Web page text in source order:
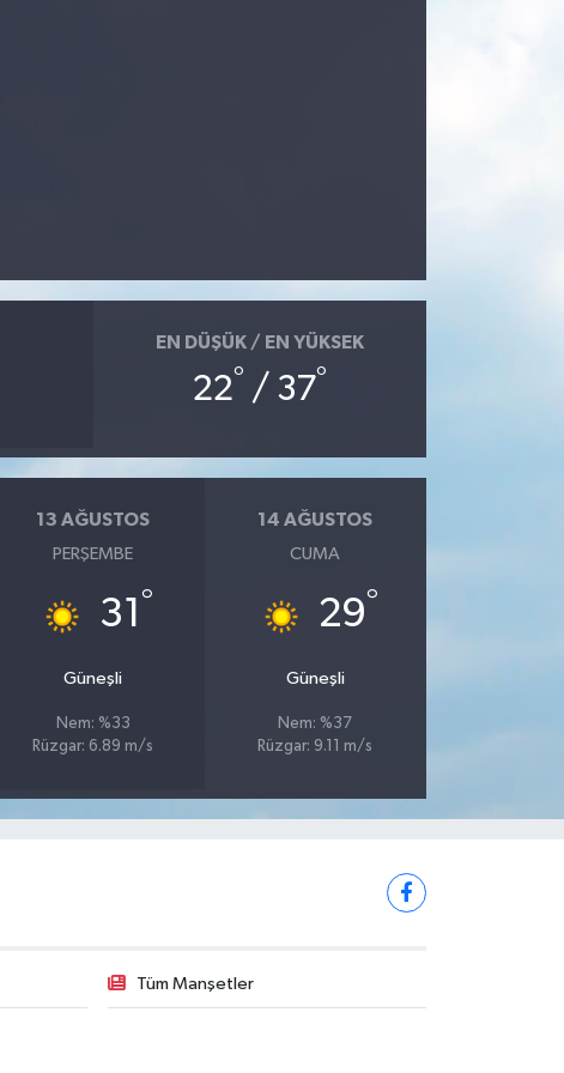
EN DÜŞÜK / EN YÜKSEK
22° / 37°
13 AĞUSTOS
PERŞEMBE
31 °
Güneşli
Nem: %33
Rüzgar: 6.89 m/s
14 AĞUSTOS
CUMA
29°
Güneşli
Nem: %37
Rüzgar: 9.11 m/s
Tüm Manşetler